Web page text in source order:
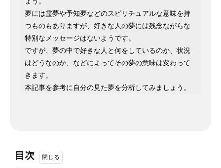
夢には霊夢や予知夢などのスピリチュアルな意味を持
つものもありますが、好きな人の夢には残念ながらな
特別なメッセージはないようです。
ですが、夢の中で好きな人と何をしているのか、状況
はどうなのか、などによってその夢の意味は変わって
きます。
本記事を参考に自分の見た夢を分析してみましょう。
目次